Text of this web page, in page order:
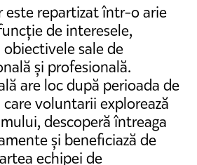
este repartizat într-o arie
de interesele,
sale de
și profesională.
are loc după perioada de
voluntarii explorează
descoperă întreaga
și beneficiază de
echipei de